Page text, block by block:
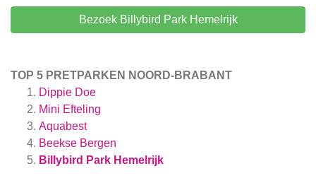
Bezoek Billybird Park Hemelrijk
TOP 5 PRETPARKEN NOORD-BRABANT
Dippie Doe
Mini Efteling
Aquabest
Beekse Bergen
Billybird Park Hemelrijk